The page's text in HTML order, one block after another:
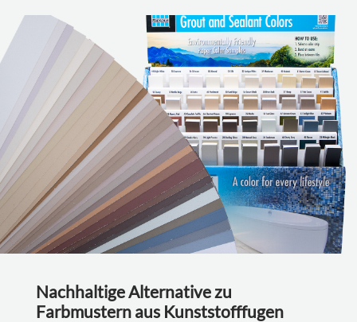
Nachhaltige Alternative zu
Farbmustern aus Kunststofffugen